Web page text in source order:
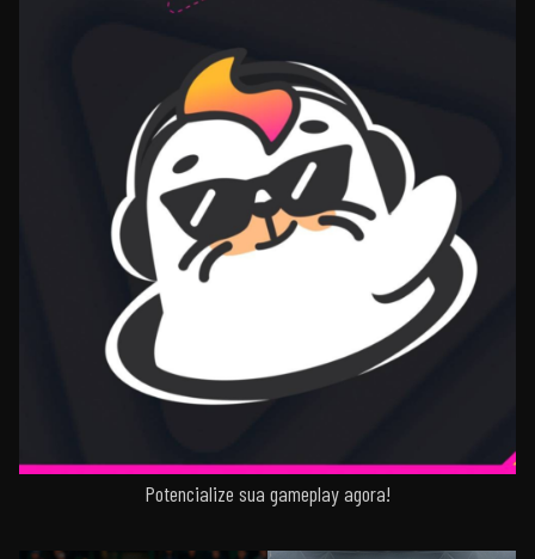
Potencialize sua gameplay agora!